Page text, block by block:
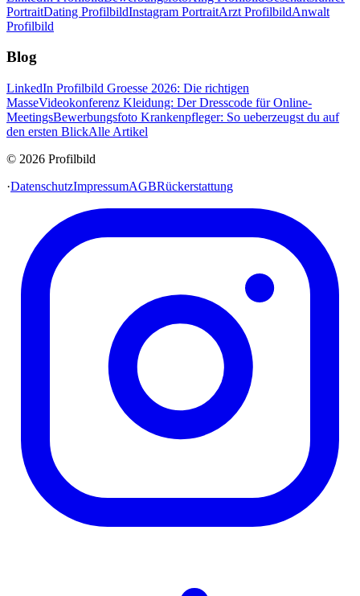
PortraitDating ProfilbildInstagram PortraitArzt ProfilbildAnwalt
Profilbild
Blog
LinkedIn Profilbild Groesse 2026: Die richtigen
MasseVideokonferenz Kleidung: Der Dresscode für Online-
MeetingsBewerbungsfoto Krankenpfleger: So ueberzeugst du auf
den ersten BlickAlle Artikel
© 2026 Profilbild
·DatenschutzImpressumAGBRückerstattung